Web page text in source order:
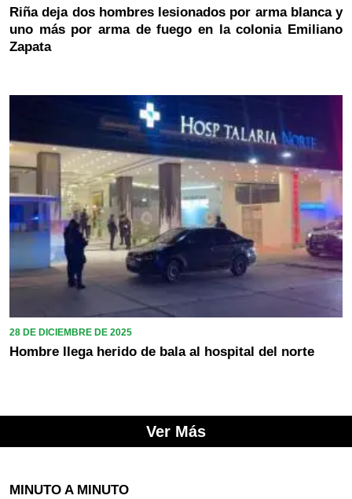
Riña deja dos hombres lesionados por arma blanca y
uno más por arma de fuego en la colonia Emiliano
Zapata
28 DE DICIEMBRE DE 2025
Hombre llega herido de bala al hospital del norte
Ver Más
MINUTO A MINUTO